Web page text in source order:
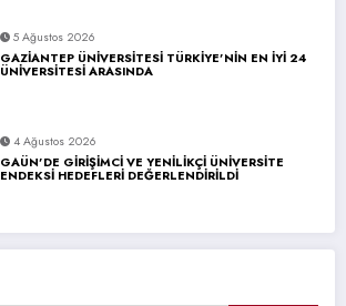
5 Ağustos 2026
GAZİANTEP ÜNİVERSİTESİ TÜRKİYE’NİN EN İYİ 24
ÜNİVERSİTESİ ARASINDA
4 Ağustos 2026
GAÜN’DE GİRİŞİMCİ VE YENİLİKÇİ ÜNİVERSİTE
ENDEKSİ HEDEFLERİ DEĞERLENDİRİLDİ